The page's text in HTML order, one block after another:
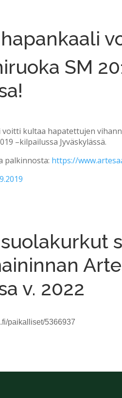
SM
kultaa hapatettujen
–kilpailussa Jyväskylässä.
palkinnosta: https://
v. 2022
paikalliset/5366937